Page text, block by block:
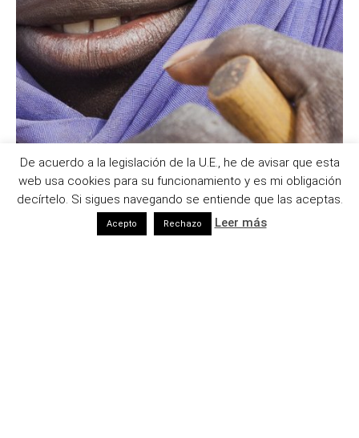
De acuerdo a la legislación de la U.E., he de avisar que esta
web usa cookies para su funcionamiento y es mi obligación
decírtelo. Si sigues navegando se entiende que las aceptas.
Acepto Rechazo Leer más